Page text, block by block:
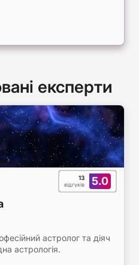
експерти
5.0
13
відгуків
астролог та діяч
астрологія.